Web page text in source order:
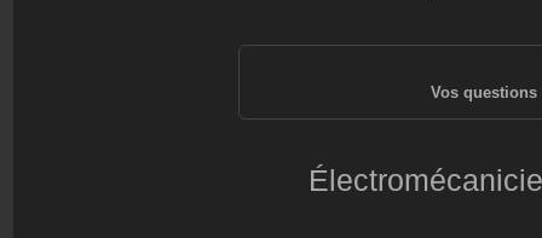
Vos questions